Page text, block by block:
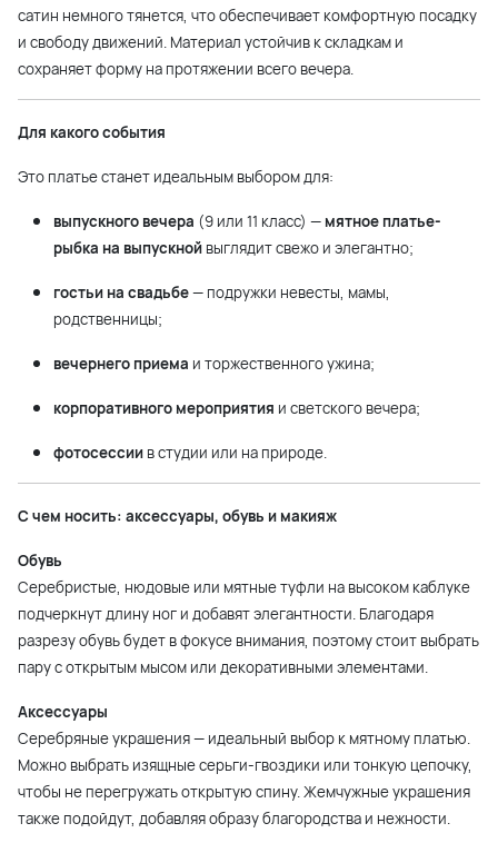
сатин немного тянется, что обеспечивает комфортную посадку
и свободу движений. Материал устойчив к складкам и
сохраняет форму на протяжении всего вечера.
Для какого события
Это платье станет идеальным выбором для:
выпускного вечера (9 или 11 класс) — мятное платье-
рыбка на выпускной выглядит свежо и элегантно;
гостьи на свадьбе— подружки невесты, мамы,
родственницы;
вечернего приема и торжественного ужина;
корпоративного мероприятия и светского вечера;
фотосессии в студии или на природе.
С чем носить: аксессуары, обувь и макияж
Обувь
Серебристые, нюдовые или мятные туфли на высоком каблуке
подчеркнут длину ног и добавят элегантности. Благодаря
разрезу обувь будет в фокусе внимания, поэтому стоит выбрать
пару с открытым мысом или декоративными элементами.
Аксессуары
Серебряные украшения — идеальный выбор к мятному платью.
Можно выбрать изящные серьги-гвоздики или тонкую цепочку,
чтобы не перегружать открытую спину. Жемчужные украшения
также подойдут, добавляя образу благородства и нежности.